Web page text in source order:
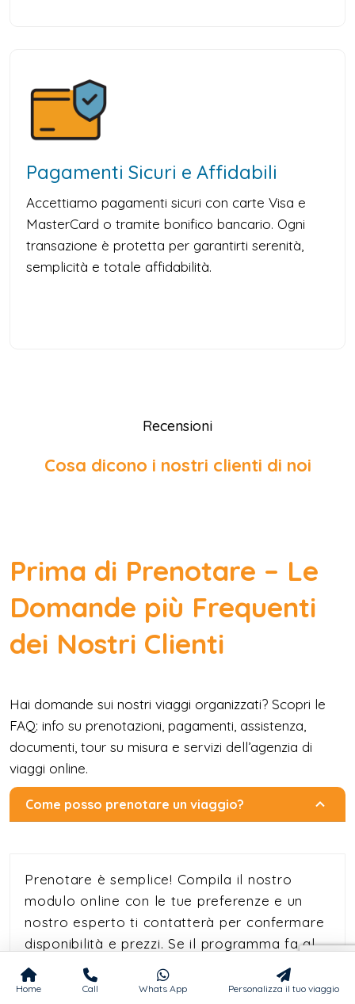
Pagamenti Sicuri e Affidabili
Accettiamo pagamenti sicuri con carte Visa e
MasterCard o tramite bonifico bancario. Ogni
transazione è protetta per garantirti serenità,
semplicità e totale affidabilità.
Recensioni
Cosa dicono i nostri clienti di noi
Prima di Prenotare – Le
Domande più Frequenti
dei Nostri Clienti
Hai domande sui nostri viaggi organizzati? Scopri le
FAQ: info su prenotazioni, pagamenti, assistenza,
documenti, tour su misura e servizi dell’agenzia di
viaggi online.
Come posso prenotare un viaggio?
Prenotare è semplice! Compila il nostro
modulo online con le tue preferenze e un
nostro esperto ti contatterà per confermare
disponibilità e prezzi. Se il programma fa al
caso tuo, potrai bloccare la prenotazione
con un acconto del 25%. Il saldo rimanente
Home Call Whats App Personalizza il tuo viaggio